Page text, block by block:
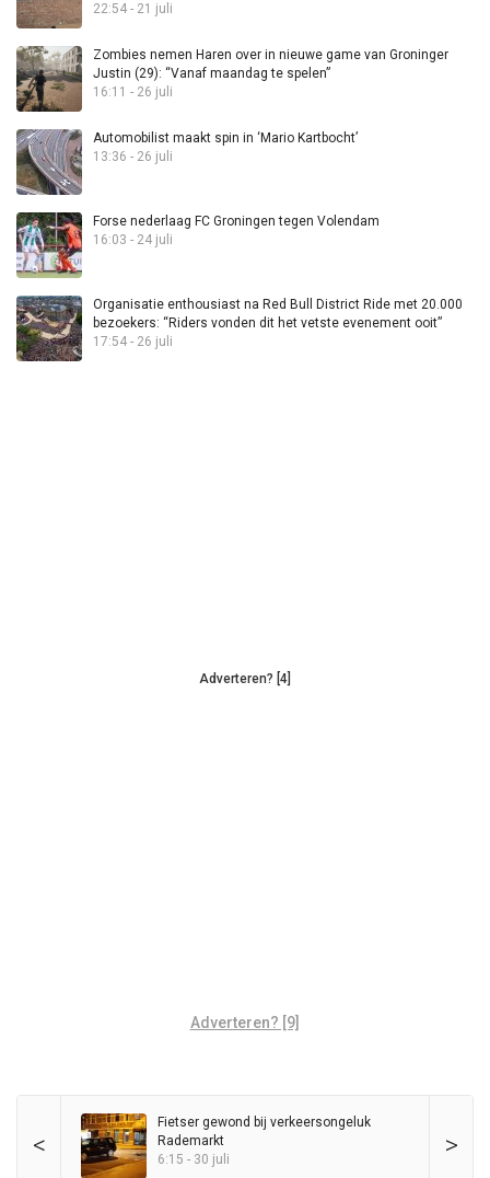
22:54 - 21 juli
Zombies nemen Haren over in nieuwe game van Groninger
Justin (29): “Vanaf maandag te spelen”
16:11 - 26 juli
Automobilist maakt spin in ‘Mario Kartbocht’
13:36 - 26 juli
Forse nederlaag FC Groningen tegen Volendam
16:03 - 24 juli
Organisatie enthousiast na Red Bull District Ride met 20.000
bezoekers: “Riders vonden dit het vetste evenement ooit”
17:54 - 26 juli
Adverteren? [4]
Adverteren? [9]
< >
Fietser gewond bij verkeersongeluk
Rademarkt
6:15 - 30 juli